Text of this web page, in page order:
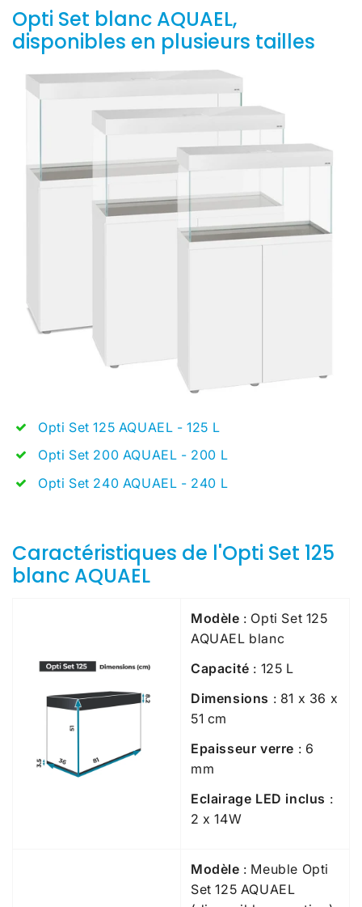
Opti Set blanc AQUAEL,
disponibles en plusieurs tailles
Opti Set 125 AQUAEL - 125 L
Opti Set 200 AQUAEL - 200 L
Opti Set 240 AQUAEL - 240 L
Caractéristiques de l'Opti Set 125
blanc AQUAEL
Modèle : Opti Set 125
AQUAEL blanc
Capacité : 125 L
Dimensions : 81 x 36 x
51 cm
Epaisseur verre : 6
mm
Eclairage LED inclus :
2 x 14W
Modèle : Meuble Opti
Set 125 AQUAEL